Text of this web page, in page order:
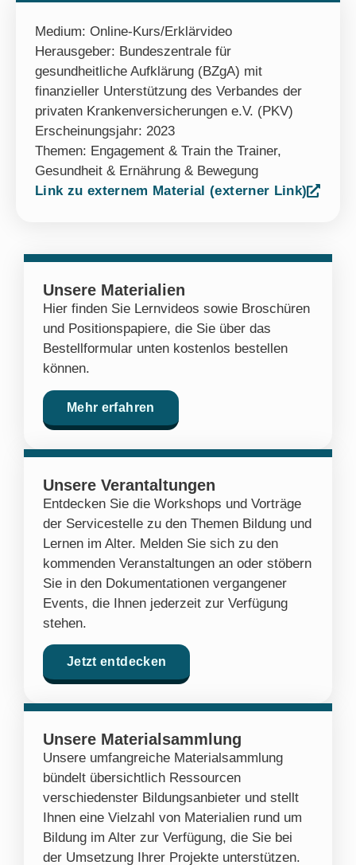
Medium: Online-Kurs/Erklärvideo
Herausgeber: Bundeszentrale für
gesundheitliche Aufklärung (BZgA) mit
finanzieller Unterstützung des Verbandes der
privaten Krankenversicherungen e.V. (PKV)
Erscheinungsjahr: 2023
Themen: Engagement & Train the Trainer,
Gesundheit & Ernährung & Bewegung
Link zu externem Material (externer Link)
Unsere Materialien
Hier finden Sie Lernvideos sowie Broschüren
und Positionspapiere, die Sie über das
Bestellformular unten kostenlos bestellen
können.
Mehr erfahren
Unsere Verantaltungen
Entdecken Sie die Workshops und Vorträge
der Servicestelle zu den Themen Bildung und
Lernen im Alter. Melden Sie sich zu den
kommenden Veranstaltungen an oder stöbern
Sie in den Dokumentationen vergangener
Events, die Ihnen jederzeit zur Verfügung
stehen.
Jetzt entdecken
Unsere Materialsammlung
Unsere umfangreiche Materialsammlung
bündelt übersichtlich Ressourcen
verschiedenster Bildungsanbieter und stellt
Ihnen eine Vielzahl von Materialien rund um
Bildung im Alter zur Verfügung, die Sie bei
der Umsetzung Ihrer Projekte unterstützen.